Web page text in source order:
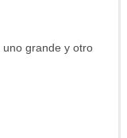
uno grande y otro